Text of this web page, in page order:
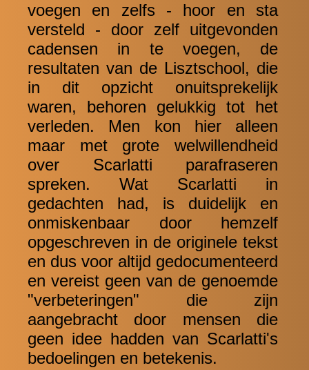
voegen en zelfs - hoor en sta
versteld - door zelf uitgevonden
cadensen in te voegen, de
resultaten van de Lisztschool, die
in dit opzicht onuitsprekelijk
waren, behoren gelukkig tot het
verleden. Men kon hier alleen
maar met grote welwillendheid
over Scarlatti parafraseren
spreken. Wat Scarlatti in
gedachten had, is duidelijk en
onmiskenbaar door hemzelf
opgeschreven in de originele tekst
en dus voor altijd gedocumenteerd
en vereist geen van de genoemde
"verbeteringen" die zijn
aangebracht door mensen die
geen idee hadden van Scarlatti's
bedoelingen en betekenis.